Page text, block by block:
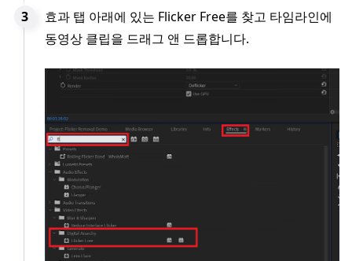
효과 탭 아래에 있는 Flicker Free를 찾고 타임라인에
동영상 클립을 드래그 앤 드롭합니다.